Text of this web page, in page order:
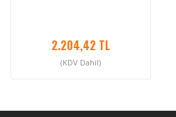
2.204,42 TL
(KDV Dahil)